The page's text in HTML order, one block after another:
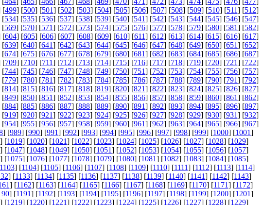
[499] [500] [501] [502] [503] [504] [505] [506] [507] [508] [509] [510] [511] [512]
[534] [535] [536] [537] [538] [539] [540] [541] [542] [543] [544] [545] [546] [547]
[569] [570] [571] [572] [573] [574] [575] [576] [577] [578] [579] [580] [581] [582]
[604] [605] [606] [607] [608] [609] [610] [611] [612] [613] [614] [615] [616] [617]
[639] [640] [641] [642] [643] [644] [645] [646] [647] [648] [649] [650] [651] [652]
[674] [675] [676] [677] [678] [679] [680] [681] [682] [683] [684] [685] [686] [687]
[709] [710] [711] [712] [713] [714] [715] [716] [717] [718] [719] [720] [721] [722]
[744] [745] [746] [747] [748] [749] [750] [751] [752] [753] [754] [755] [756] [757]
[779] [780] [781] [782] [783] [784] [785] [786] [787] [788] [789] [790] [791] [792]
[814] [815] [816] [817] [818] [819] [820] [821] [822] [823] [824] [825] [826] [827]
[849] [850] [851] [852] [853] [854] [855] [856] [857] [858] [859] [860] [861] [862]
[884] [885] [886] [887] [888] [889] [890] [891] [892] [893] [894] [895] [896] [897]
[919] [920] [921] [922] [923] [924] [925] [926] [927] [928] [929] [930] [931] [932]
[954] [955] [956] [957] [958] [959] [960] [961] [962] [963] [964] [965] [966] [967]
] [989] [990] [991] [992] [993] [994] [995] [996] [997] [998] [999] [1000] [1001]
] [1019] [1020] [1021] [1022] [1023] [1024] [1025] [1026] [1027] [1028] [1029]
] [1047] [1048] [1049] [1050] [1051] [1052] [1053] [1054] [1055] [1056] [1057]
] [1075] [1076] [1077] [1078] [1079] [1080] [1081] [1082] [1083] [1084] [1085]
] [1104] [1105] [1106] [1107] [1108] [1109] [1110] [1111] [1112] [1113] [1114]
] [1133] [1134] [1135] [1136] [1137] [1138] [1139] [1140] [1141] [1142] [1143]
] [1162] [1163] [1164] [1165] [1166] [1167] [1168] [1169] [1170] [1171] [1172]
] [1191] [1192] [1193] [1194] [1195] [1196] [1197] [1198] [1199] [1200] [1201]
] [1219] [1220] [1221] [1222] [1223] [1224] [1225] [1226] [1227] [1228] [1229]